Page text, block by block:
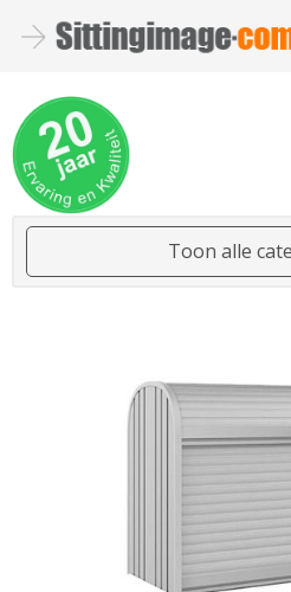
Toon alle